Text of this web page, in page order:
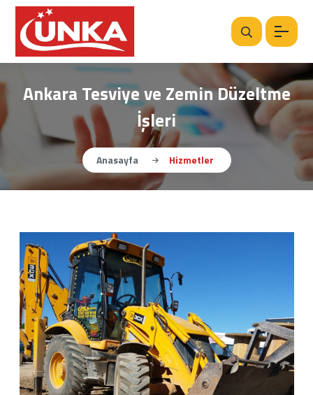
Ankara Tesviye ve Zemin Düzeltme
İşleri
Anasayfa Hizmetler